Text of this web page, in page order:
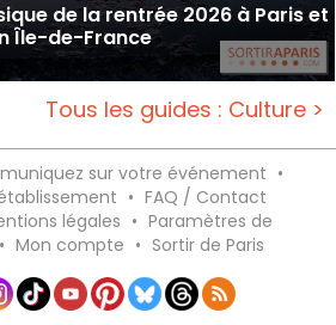
de la rentrée 2026 à Paris et
Île-de-France
Tous les guides : Culture >
sur votre événement •
• FAQ / Contact
légales • Paramètres de
• Mon compte • Sortir de Paris